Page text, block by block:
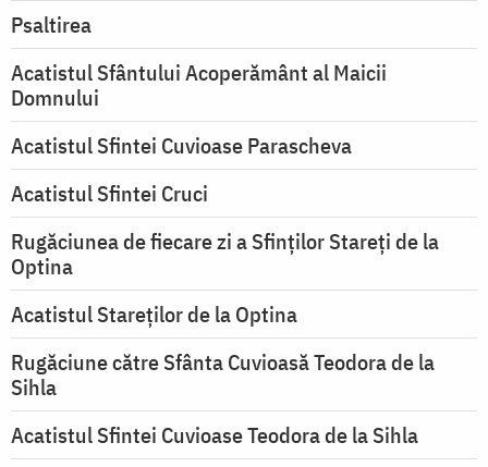
Psaltirea
Acatistul Sfântului Acoperământ al Maicii
Domnului
Acatistul Sfintei Cuvioase Parascheva
Acatistul Sfintei Cruci
Rugăciunea de fiecare zi a Sfinților Stareți de la
Optina
Acatistul Stareţilor de la Optina
Rugăciune către Sfânta Cuvioasă Teodora de la
Sihla
Acatistul Sfintei Cuvioase Teodora de la Sihla